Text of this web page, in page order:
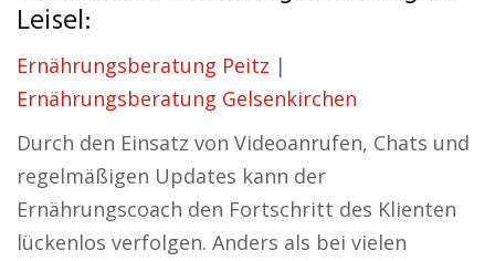
Leisel:
Ernährungsberatung Peitz |
Ernährungsberatung Gelsenkirchen
Durch den Einsatz von Videoanrufen, Chats und
regelmäßigen Updates kann der
Ernährungscoach den Fortschritt des Klienten
lückenlos verfolgen. Anders als bei vielen